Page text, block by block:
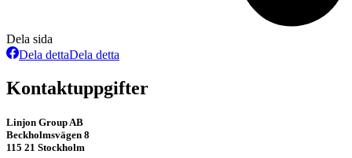
Dela sida
Dela dettaDela detta
Kontaktuppgifter
Linjon Group AB
Beckholmsvägen 8
115 21 Stockholm